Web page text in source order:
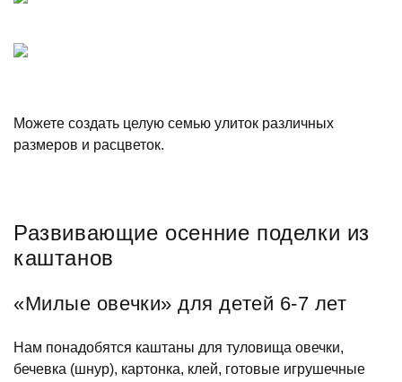
Можете создать целую семью улиток различных
размеров и расцветок.
Развивающие осенние поделки из
каштанов
«Милые овечки» для детей 6-7 лет
Нам понадобятся каштаны для туловища овечки,
бечевка (шнур), картонка, клей, готовые игрушечные